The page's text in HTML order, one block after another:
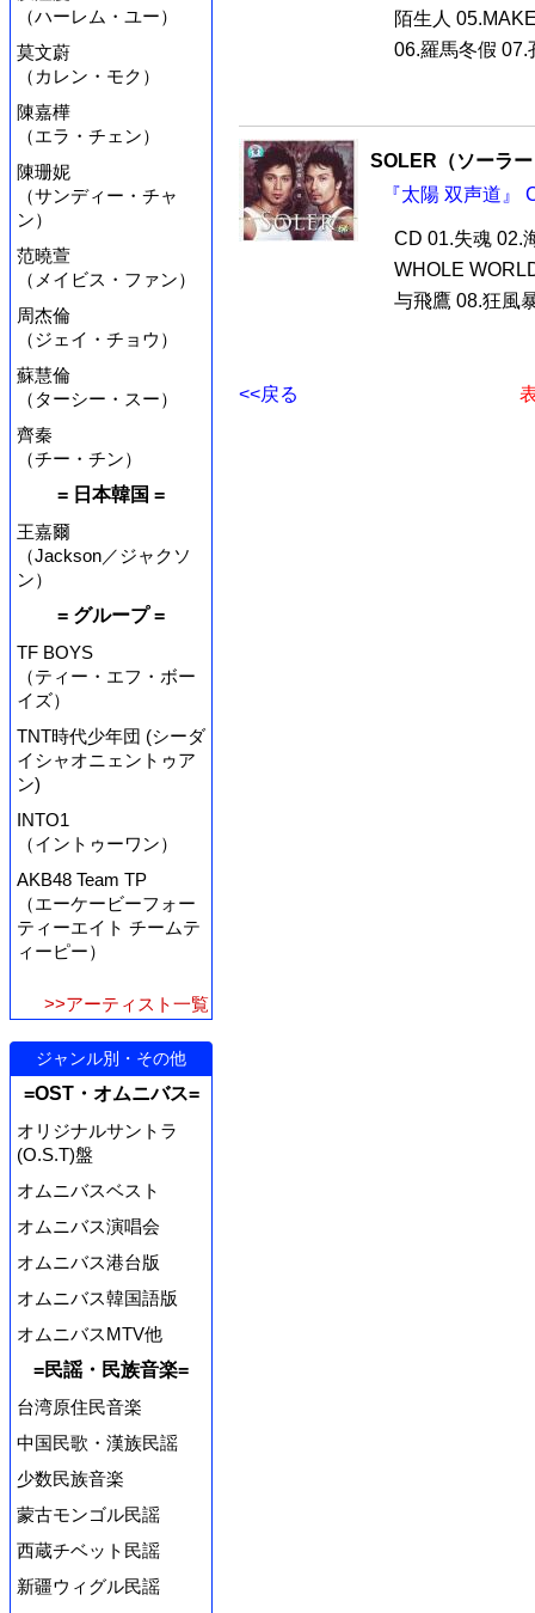
（ハーレム・ユー）
莫文蔚
（カレン・モク）
陳嘉樺
（エラ・チェン）
陳珊妮
（サンディー・チャ
ン）
范曉萱
（メイビス・ファン）
周杰倫
（ジェイ・チョウ）
蘇慧倫
（ターシー・スー）
齊秦
（チー・チン）
= 日本韓国 =
王嘉爾
（Jackson／ジャクソ
ン）
= グループ =
TF BOYS
（ティー・エフ・ボー
イズ）
TNT時代少年団 (シーダ
イシャオニェントゥア
ン)
INTO1
（イントゥーワン）
AKB48 Team TP
（エーケービーフォー
ティーエイト チームテ
ィーピー）
>>アーティスト一覧
ジャンル別・その他
=OST・オムニバス=
オリジナルサントラ
(O.S.T)盤
オムニバスベスト
オムニバス演唱会
オムニバス港台版
オムニバス韓国語版
オムニバスMTV他
=民謡・民族音楽=
台湾原住民音楽
中国民歌・漢族民謡
少数民族音楽
蒙古モンゴル民謡
西蔵チベット民謡
新疆ウィグル民謡
陌生人
06.羅馬冬假 07.
SOLER（ソーラ
『太陽 双声道』
CD 01.失魂 02.
WHOLE
与飛鷹 08.狂風
<<戻る